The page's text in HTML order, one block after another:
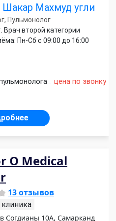
Махмуд угли
Пульмонолог
Врач второй категории
Пн-Сб с 09:00 до 16:00
цена по звонку
O Medical
13 отзывов
Согдианы 10А, Самарканд